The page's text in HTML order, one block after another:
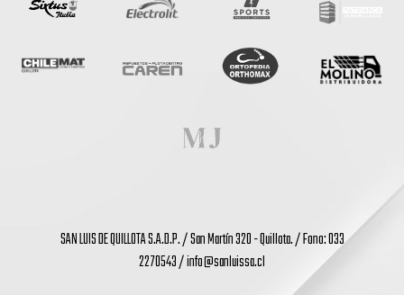
SAN LUIS DE QUILLOTA S.A.D.P. / San Martín 320 - Quillota. / Fono: 033
2270543 /info@sanluissa.cl